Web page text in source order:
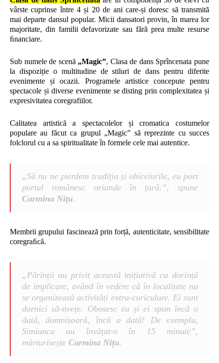
vârste cuprinse între 4 și 20 de ani care-și doresc să transmită
mai departe dansul popular. Micii dansatori provin, în marea lor
majoritate, din familii defavorizate sau fără prea multe resurse
ﬁnanciare.
Sub numele de scenă „Magic”, Clasa de dans Sprîncenata pune
la dispoziție o multitudine de stiluri de dans pentru diferite
evenimente și ocazii. Programele artistice concepute pentru
spectacole și diverse evenimente se disting prin complexitatea și
expresivitatea coregrafiilor.
Calitatea artistică a spectacolelor și cromatica costumelor
populare au făcut ca grupul „Magic” să reprezinte cu succes
folclorul cu a sa spiritualitate în formele cele mai autentice.
„Să nu ne pierdem tradiția și obiceiurile, eu port
portul românesc oriunde în țară.”, spune
Carmina Nițu.
Membrii grupului fascinează prin forță, autenticitate, sensibilitate
coregraﬁcă.
„Părinții au privit această inițiativă cu dorință
de implicare, având în vedere că în localitate nu
se organizează activități extra-curiculare. Ei sunt
dornici să-nvețe. Obosesc eu și ei spun încă o
dată, domnișoară, încă o dată! De exemplu,
Simianca au învățat-o în 15 minute”,
mărturisește Carmina Nițu.